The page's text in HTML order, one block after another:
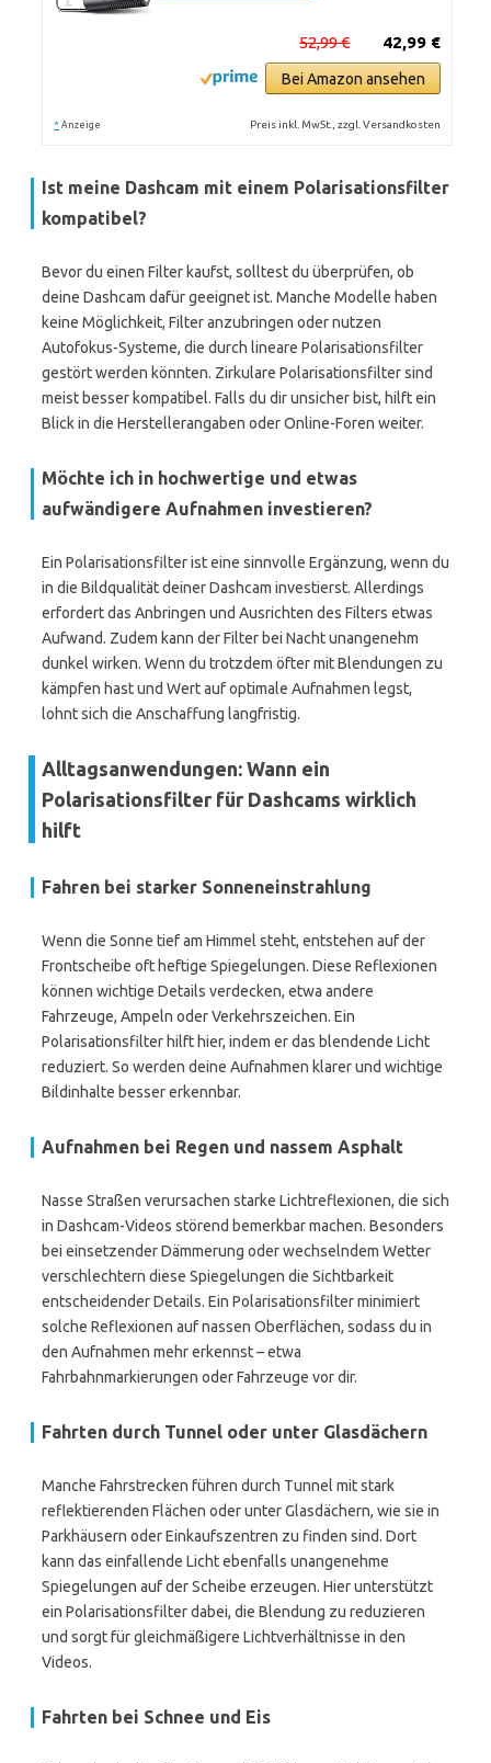
42,99 €
52,99 €
Bei Amazon ansehen
* Anzeige Preis inkl. MwSt., zzgl. Versandkosten
Ist meine Dashcam mit einem Polarisationsfilter
kompatibel?
Bevor du einen Filter kaufst, solltest du überprüfen, ob
deine Dashcam dafür geeignet ist. Manche Modelle haben
keine Möglichkeit, Filter anzubringen oder nutzen
Autofokus-Systeme, die durch lineare Polarisationsfilter
gestört werden könnten. Zirkulare Polarisationsfilter sind
meist besser kompatibel. Falls du dir unsicher bist, hilft ein
Blick in die Herstellerangaben oder Online-Foren weiter.
Möchte ich in hochwertige und etwas
aufwändigere Aufnahmen investieren?
Ein Polarisationsfilter ist eine sinnvolle Ergänzung, wenn du
in die Bildqualität deiner Dashcam investierst. Allerdings
erfordert das Anbringen und Ausrichten des Filters etwas
Aufwand. Zudem kann der Filter bei Nacht unangenehm
dunkel wirken. Wenn du trotzdem öfter mit Blendungen zu
kämpfen hast und Wert auf optimale Aufnahmen legst,
lohnt sich die Anschaffung langfristig.
Alltagsanwendungen: Wann ein
Polarisationsfilter für Dashcams wirklich
hilft
Fahren bei starker Sonneneinstrahlung
Wenn die Sonne tief am Himmel steht, entstehen auf der
Frontscheibe oft heftige Spiegelungen. Diese Reflexionen
können wichtige Details verdecken, etwa andere
Fahrzeuge, Ampeln oder Verkehrszeichen. Ein
Polarisationsfilter hilft hier, indem er das blendende Licht
reduziert. So werden deine Aufnahmen klarer und wichtige
Bildinhalte besser erkennbar.
Aufnahmen bei Regen und nassem Asphalt
Nasse Straßen verursachen starke Lichtreflexionen, die sich
in Dashcam-Videos störend bemerkbar machen. Besonders
bei einsetzender Dämmerung oder wechselndem Wetter
verschlechtern diese Spiegelungen die Sichtbarkeit
entscheidender Details. Ein Polarisationsfilter minimiert
solche Reflexionen auf nassen Oberflächen, sodass du in
den Aufnahmen mehr erkennst – etwa
Fahrbahnmarkierungen oder Fahrzeuge vor dir.
Fahrten durch Tunnel oder unter Glasdächern
Manche Fahrstrecken führen durch Tunnel mit stark
reflektierenden Flächen oder unter Glasdächern, wie sie in
Parkhäusern oder Einkaufszentren zu finden sind. Dort
kann das einfallende Licht ebenfalls unangenehme
Spiegelungen auf der Scheibe erzeugen. Hier unterstützt
ein Polarisationsfilter dabei, die Blendung zu reduzieren
und sorgt für gleichmäßigere Lichtverhältnisse in den
Videos.
Fahrten bei Schnee und Eis